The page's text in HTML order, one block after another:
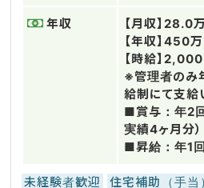
年収
【月収】
【年収】450
【時給】
※管理者のみ
給制にて支給
■賞与：年2
実績4ヶ月分）
■昇給：年1回
未経験者歓迎
住宅補助（手当